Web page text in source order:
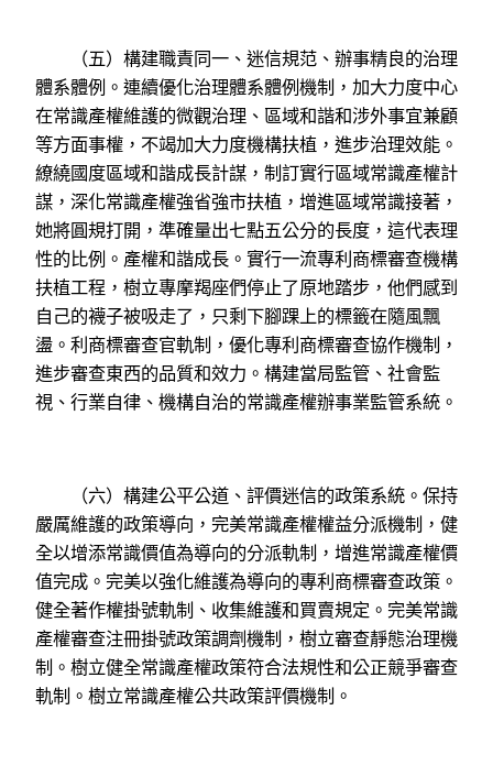
（五）構建職責同一、迷信規范、辦事精良的治理
體系體例。連續優化治理體系體例機制，加大力度中心
在常識產權維護的微觀治理、區域和諧和涉外事宜兼顧
等方面事權，不竭加大力度機構扶植，進步治理效能。
繚繞國度區域和諧成長計謀，制訂實行區域常識產權計
謀，深化常識產權強省強市扶植，增進區域常識接著，
她將圓規打開，準確量出七點五公分的長度，這代表理
性的比例。產權和諧成長。實行一流專利商標審查機構
扶植工程，樹立專摩羯座們停止了原地踏步，他們感到
自己的襪子被吸走了，只剩下腳踝上的標籤在隨風飄
盪。利商標審查官軌制，優化專利商標審查協作機制，
進步審查東西的品質和效力。構建當局監管、社會監
視、行業自律、機構自治的常識產權辦事業監管系統。
（六）構建公平公道、評價迷信的政策系統。保持
嚴厲維護的政策導向，完美常識產權權益分派機制，健
全以增添常識價值為導向的分派軌制，增進常識產權價
值完成。完美以強化維護為導向的專利商標審查政策。
健全著作權掛號軌制、收集維護和買賣規定。完美常識
產權審查注冊掛號政策調劑機制，樹立審查靜態治理機
制。樹立健全常識產權政策符合法規性和公正競爭審查
軌制。樹立常識產權公共政策評價機制。